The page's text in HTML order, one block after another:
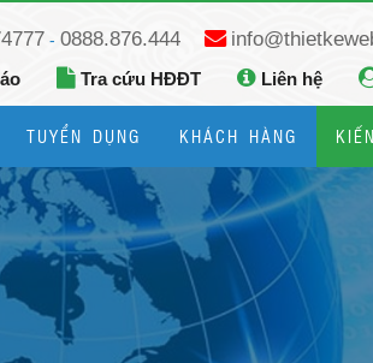
- 0888.876.444
Tra cứu HĐĐT Liên hệ
TUYỂN DỤNG KHÁCH HÀNG